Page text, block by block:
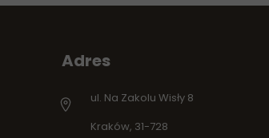
Adres
ul. Na Zakolu Wisły 8
Kraków, 31-728